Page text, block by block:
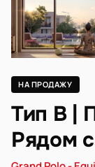
НА ПРОДАЖУ
Тип B |
Рядом